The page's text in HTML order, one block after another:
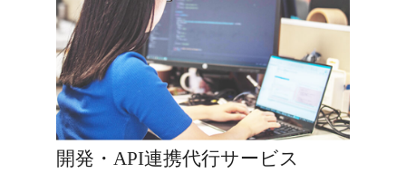
開発・API連携代行サービス